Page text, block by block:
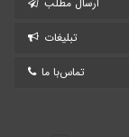
تبلیغات
تماس‌با ما